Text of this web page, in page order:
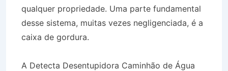
qualquer propriedade. Uma parte fundamental
desse sistema, muitas vezes negligenciada, é a
caixa de gordura.
A Detecta Desentupidora Caminhão de Água